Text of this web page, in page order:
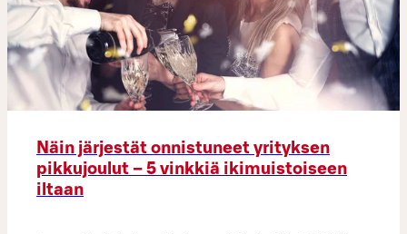
Näin järjestät onnistuneet yrityksen
pikkujoulut – 5 vinkkiä ikimuistoiseen
iltaan